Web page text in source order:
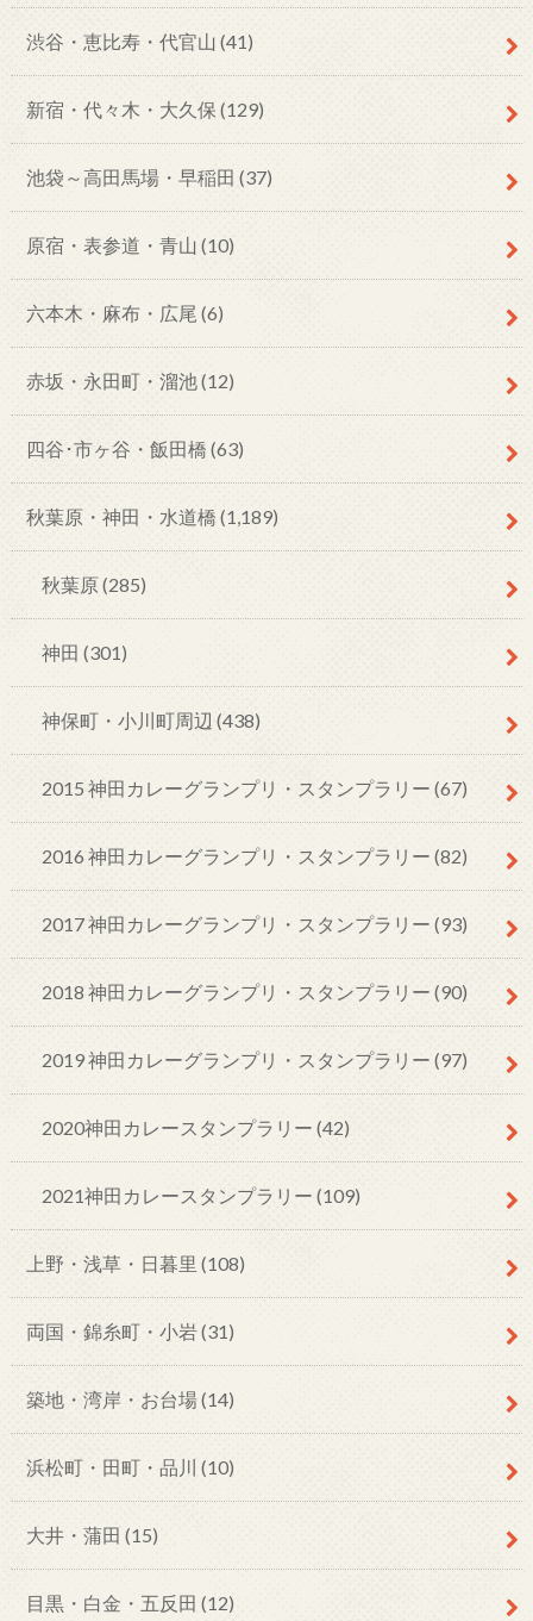
渋谷・恵比寿・代官山 (41)
新宿・代々木・大久保 (129)
池袋～高田馬場・早稲田 (37)
原宿・表参道・青山 (10)
六本木・麻布・広尾 (6)
赤坂・永田町・溜池(12)
四谷･市ヶ谷・飯田橋 (63)
秋葉原・神田・水道橋 (1,189)
秋葉原(285)
神田 (301)
神保町・小川町周辺 (438)
2015 神田カレーグランプリ・スタンプラリー (67)
2016 神田カレーグランプリ・スタンプラリー (82)
2017 神田カレーグランプリ・スタンプラリー (93)
2018 神田カレーグランプリ・スタンプラリー (90)
2019 神田カレーグランプリ・スタンプラリー (97)
2020神田カレースタンプラリー (42)
2021神田カレースタンプラリー (109)
上野・浅草・日暮里 (108)
両国・錦糸町・小岩(31)
築地・湾岸・お台場(14)
浜松町・田町・品川 (10)
大井・蒲田 (15)
目黒・白金・五反田 (12)